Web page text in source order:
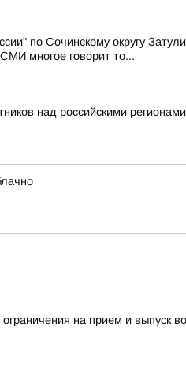
по Сочинскому округу
многое говорит то...
над российскими регионами
на прием и выпуск